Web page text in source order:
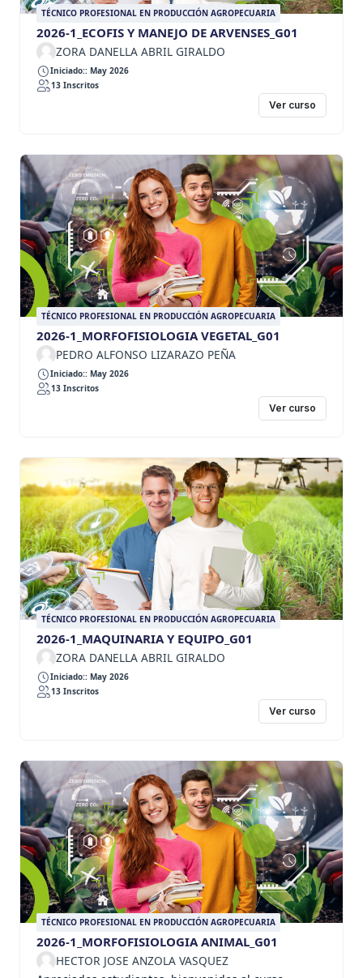
TÉCNICO PROFESIONAL EN PRODUCCIÓN AGROPECUARIA
2026-1_ECOFIS Y MANEJO DE ARVENSES_G01
ZORA DANELLA ABRIL GIRALDO
Iniciado:: May 2026
13 Inscritos
Ver curso
TÉCNICO PROFESIONAL EN PRODUCCIÓN AGROPECUARIA
2026-1_MORFOFISIOLOGIA VEGETAL_G01
PEDRO ALFONSO LIZARAZO PEÑA
Iniciado:: May 2026
13 Inscritos
Ver curso
TÉCNICO PROFESIONAL EN PRODUCCIÓN AGROPECUARIA
2026-1_MAQUINARIA Y EQUIPO_G01
ZORA DANELLA ABRIL GIRALDO
Iniciado:: May 2026
13 Inscritos
Ver curso
TÉCNICO PROFESIONAL EN PRODUCCIÓN AGROPECUARIA
2026-1_MORFOFISIOLOGIA ANIMAL_G01
HECTOR JOSE ANZOLA VASQUEZ